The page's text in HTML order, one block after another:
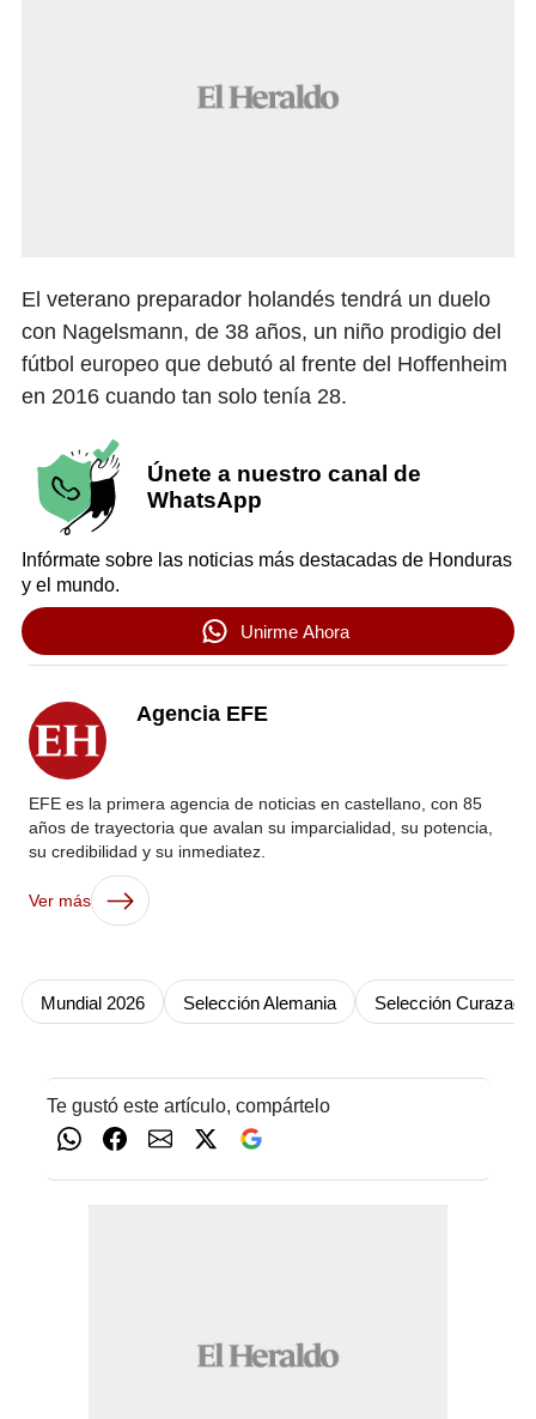
El veterano preparador holandés tendrá un duelo
con Nagelsmann, de 38 años, un niño prodigio del
fútbol europeo que debutó al frente del Hoffenheim
en 2016 cuando tan solo tenía 28.
Únete a nuestro canal de
WhatsApp
Infórmate sobre las noticias más destacadas de Honduras
y el mundo.
Unirme Ahora
Agencia EFE
EFE es la primera agencia de noticias en castellano, con 85
años de trayectoria que avalan su imparcialidad, su potencia,
su credibilidad y su inmediatez.
Ver más
Mundial 2026 Selección Alemania Selección Curazao
Te gustó este artículo, compártelo